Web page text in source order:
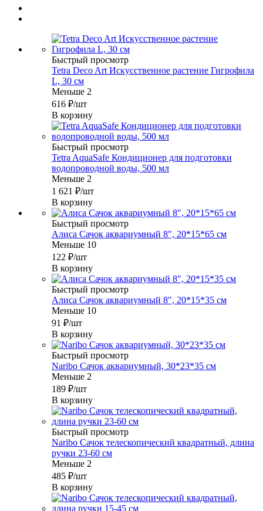
Быстрый просмотр
Tetra Deco Art Искусственное растение Гигрофила
L, 30 см
Меньше 2
616 ₽/шт
В корзину
Быстрый просмотр
Tetra AquaSafe Кондиционер для подготовки
водопроводной воды, 500 мл
Меньше 2
1 621 ₽/шт
В корзину
Быстрый просмотр
Алиса Сачок аквариумный 8", 20*15*65 см
Меньше 10
122 ₽/шт
В корзину
Быстрый просмотр
Алиса Сачок аквариумный 8", 20*15*35 см
Меньше 10
91 ₽/шт
В корзину
Быстрый просмотр
Naribo Сачок аквариумный, 30*23*35 см
Меньше 2
189 ₽/шт
В корзину
Быстрый просмотр
Naribo Сачок телескопический квадратный, длина
ручки 23-60 см
Меньше 2
485 ₽/шт
В корзину